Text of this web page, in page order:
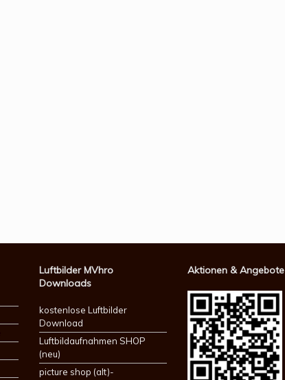
Luftbilder MVhro
Downloads
kostenlose Luftbilder
Download
Luftbildaufnahmen SHOP
(neu)
picture shop (alt)-
Aktionen & Angebote